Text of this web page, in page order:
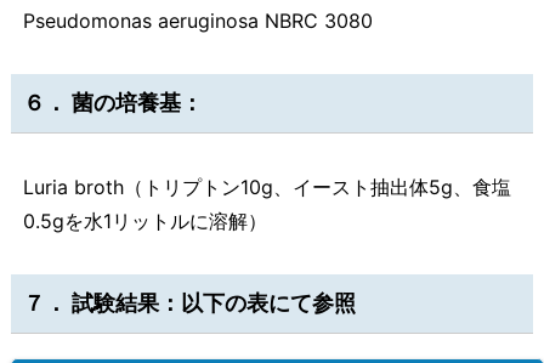
Pseudomonas aeruginosa NBRC 3080
６． 菌の培養基：
Luria broth（トリプトン10g、イースト抽出体5g、食塩
0.5gを水1リットルに溶解）
７． 試験結果：以下の表にて参照